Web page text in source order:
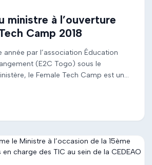
ministre à l’ouverture
Camp 2018
année par l’association Éducation
(E2C Togo) sous le
le Female Tech Camp est un
à former celles-ci aux métiers du
féminine dans le numérique […]